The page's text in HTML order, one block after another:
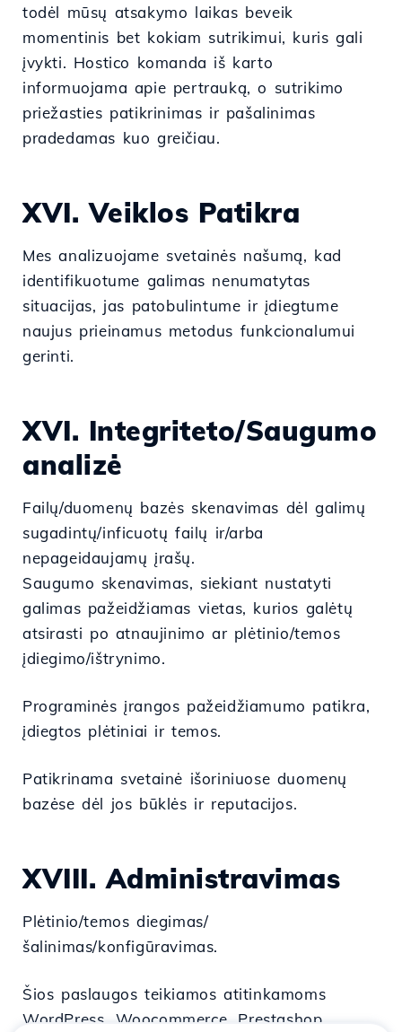
todėl mūsų atsakymo laikas beveik
momentinis bet kokiam sutrikimui, kuris gali
įvykti. Hostico komanda iš karto
informuojama apie pertrauką, o sutrikimo
priežasties patikrinimas ir pašalinimas
pradedamas kuo greičiau.
XVI. Veiklos Patikra
Mes analizuojame svetainės našumą, kad
identifikuotume galimas nenumatytas
situacijas, jas patobulintume ir įdiegtume
naujus prieinamus metodus funkcionalumui
gerinti.
XVI. Integriteto/Saugumo
analizė
Failų/duomenų bazės skenavimas dėl galimų
sugadintų/inficuotų failų ir/arba
nepageidaujamų įrašų.
Saugumo skenavimas, siekiant nustatyti
galimas pažeidžiamas vietas, kurios galėtų
atsirasti po atnaujinimo ar plėtinio/temos
įdiegimo/ištrynimo.
Programinės įrangos pažeidžiamumo patikra,
įdiegtos plėtiniai ir temos.
Patikrinama svetainė išoriniuose duomenų
bazėse dėl jos būklės ir reputacijos.
XVIII.Administravimas
Plėtinio/temos diegimas/
šalinimas/konfigūravimas.
Šios paslaugos teikiamos atitinkamoms
WordPress, Woocommerce, Prestashop,